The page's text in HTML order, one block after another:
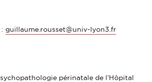
guillaume.rousset@univ-lyon3.fr
périnatale de l’Hôpital